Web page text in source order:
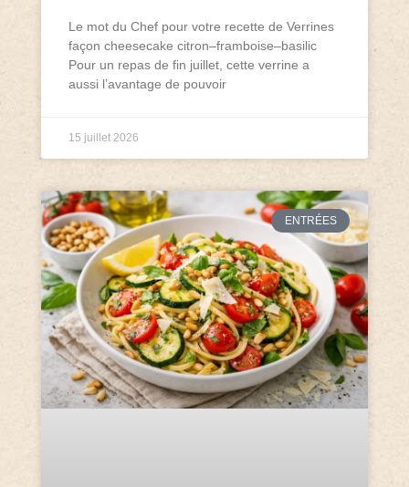
Le mot du Chef pour votre recette de Verrines
façon cheesecake citron–framboise–basilic
Pour un repas de fin juillet, cette verrine a
aussi l’avantage de pouvoir
15 juillet 2026
ENTRÉES